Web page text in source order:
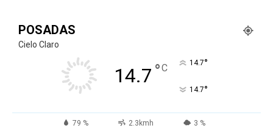
POSADAS
Cielo Claro
14.7 °C 14.7°
14.7°
79 % 2.3kmh 3 %